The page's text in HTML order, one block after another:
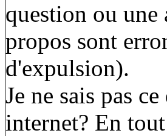
question ou
propos sont
d'expulsion).
Je ne sais pas
internet? En